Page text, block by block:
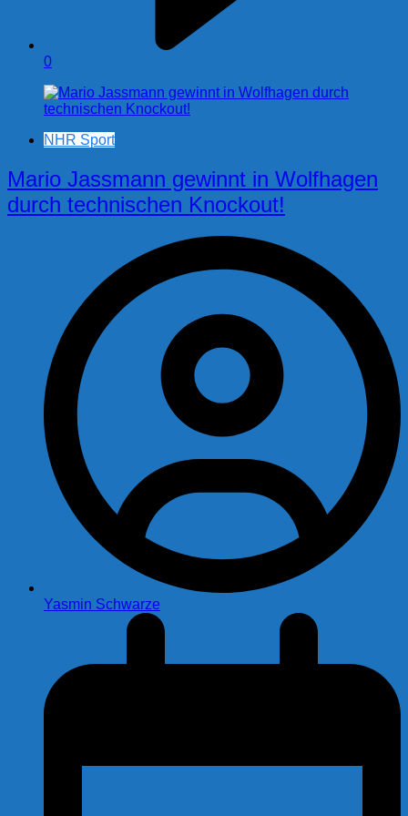
0
NHR Sport
Mario Jassmann gewinnt in Wolfhagen
durch technischen Knockout!
Yasmin Schwarze